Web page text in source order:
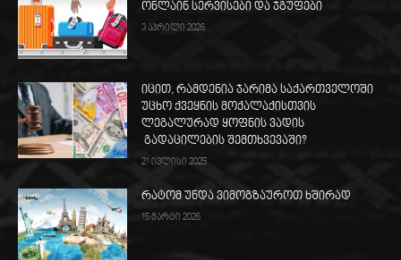
ონლაინ სერვისები და ჯგუფები
3 აპრილი 2026
იცით, რამდენია ჯარიმა საქართველოში
უცხო ქვეყნის მოქალაქისთვის
ლეგალურად ყოფნის ვადის
გადაცილების შემთხვევაში?
21 ივლისი 2025
რატომ უნდა ვიმოგზაუროთ ხშირად
15 მარტი 2026